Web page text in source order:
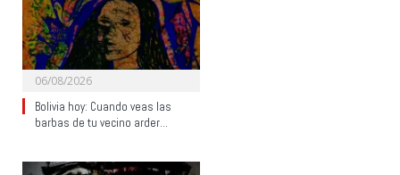
06/08/2026
Bolivia hoy: Cuando veas las
barbas de tu vecino arder…